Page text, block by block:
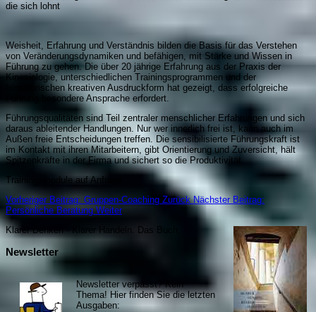
die sich lohnt
Weisheit, Erfahrung und Verständnis bilden die Basis für das Verstehen
von Veränderungsdynamiken und befähigen, mit Stärke und Wissen in
Führung zu gehen. Die über 20 jährige Erfahrung aus der Praxis der
Kinesiologie, unterschiedlichen Trainingsprogrammen und der
künstlerischen kreativen Ausdruckform hat gezeigt, dass erfolgreiche
Führung besondere Ansprache erfordert.
Führungsqualitäten sind Teil zentraler menschlicher Erfahrungen und sich
daraus ableitender Handlungen. Nur wer innerlich frei ist, kann auch im
Außen freie Entscheidungen treffen. Die sensibilisierte Führungskraft ist
im Kontakt mit ihren Mitarbeitern, gibt Orientierung und Zuversicht, hält
Spitzenkräfte in der Firma und sichert so die Produktivität.
Trainingsmodule auf Anfrage
Vorheriger Beitrag: Gruppen-Coaching Zurück Nächster Beitrag:
Persönliche Beratung Weiter
Klarer Denken - Klarer Handeln. Das Buch:
Newsletter
Newsletter verpasst? Kein
Thema! Hier finden Sie die letzten
Ausgaben: